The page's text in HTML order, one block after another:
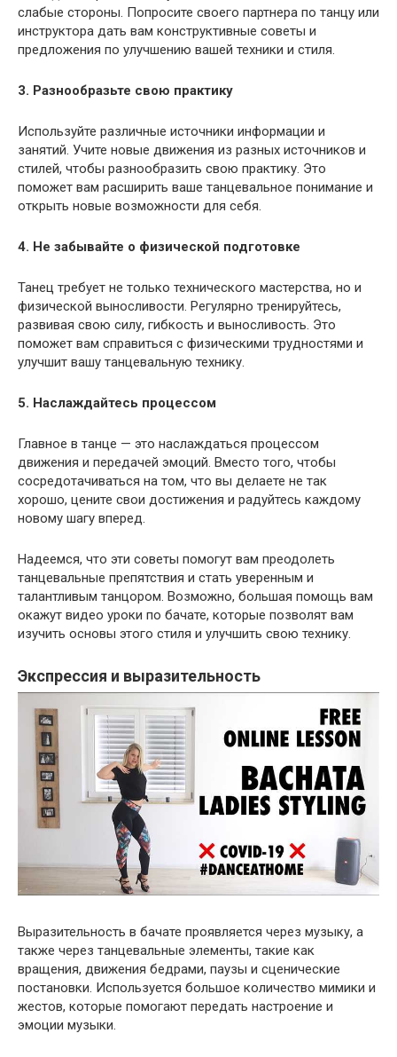
слабые стороны. Попросите своего партнера по танцу или
инструктора дать вам конструктивные советы и
предложения по улучшению вашей техники и стиля.
3. Разнообразьте свою практику
Используйте различные источники информации и
занятий. Учите новые движения из разных источников и
стилей, чтобы разнообразить свою практику. Это
поможет вам расширить ваше танцевальное понимание и
открыть новые возможности для себя.
4. Не забывайте о физической подготовке
Танец требует не только технического мастерства, но и
физической выносливости. Регулярно тренируйтесь,
развивая свою силу, гибкость и выносливость. Это
поможет вам справиться с физическими трудностями и
улучшит вашу танцевальную технику.
5. Наслаждайтесь процессом
Главное в танце — это наслаждаться процессом
движения и передачей эмоций. Вместо того, чтобы
сосредотачиваться на том, что вы делаете не так
хорошо, цените свои достижения и радуйтесь каждому
новому шагу вперед.
Надеемся, что эти советы помогут вам преодолеть
танцевальные препятствия и стать уверенным и
талантливым танцором. Возможно, большая помощь вам
окажут видео уроки по бачате, которые позволят вам
изучить основы этого стиля и улучшить свою технику.
Экспрессия и выразительность
Выразительность в бачате проявляется через музыку, а
также через танцевальные элементы, такие как
вращения, движения бедрами, паузы и сценические
постановки. Используется большое количество мимики и
жестов, которые помогают передать настроение и
эмоции музыки.